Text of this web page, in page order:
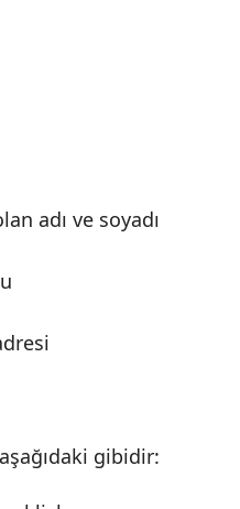
adı ve soyadı
gibidir: